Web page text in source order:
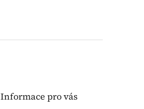
Informace pro vás